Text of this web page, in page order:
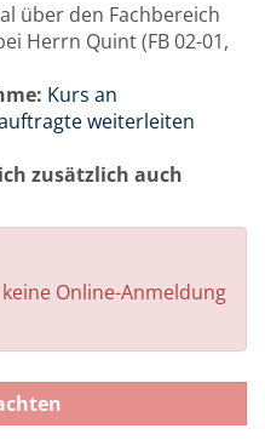
über den Fachbereich
Herrn Quint (FB 02-01,
Kurs an
weiterleiten
zusätzlich auch
Online-Anmeldung